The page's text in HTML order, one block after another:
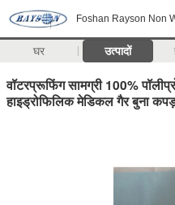
Foshan Rayson Non
घर उत्पादों
वॉटरप्रूफिंग सामग्री 100%
हाइड्रोफिलिक मेडिकल गैर बुना